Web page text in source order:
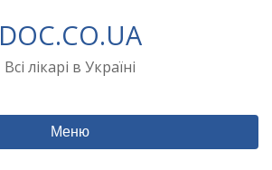
DOC.CO.UA
Всі лікарі в Україні
Меню